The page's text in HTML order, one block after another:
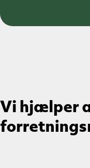
Vi hjælper